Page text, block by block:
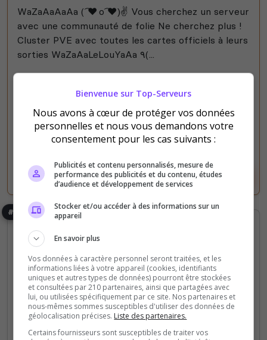
WaZaAaAaAa ( ͡♥ o ͡♥)✌ Vous cherchez un serveur
avec une communauté de folie Ne cherchez plus !
Cluster PVE avec toutes les cartes officiels à leurs
sorties WaZaAaLeLouYaAa ٩(...
clics
(9)
840 Slots
Voir le serveur Voter
#4
PVE Fun
HARMONY [FR]
Bienvenue sur Top-Serveurs
Nous avons à cœur de protéger vos données
personnelles et nous vous demandons votre
consentement pour les cas suivants :
Publicités et contenu personnalisés, mesure de
performance des publicités et du contenu, études
d’audience et développement de services
Stocker et/ou accéder à des informations sur un
appareil
En savoir plus
Vos données à caractère personnel seront traitées, et les
informations liées à votre appareil (cookies, identifiants
uniques et autres types de données) pourront être stockées
et consultées par 210 partenaires, ainsi que partagées avec
lui, ou utilisées spécifiquement par ce site. Nos partenaires et
nous-mêmes sommes susceptibles d'utiliser des données de
géolocalisation précises. Liste des partenaires.
Certains fournisseurs sont susceptibles de traiter vos